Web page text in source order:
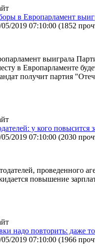
в Европарламент
2019 07:10:00 (1852
выиграла
в Европарламенте
получит партия
у кого повысится
2019 07:10:00 (2030
проведенного
повышение
надо повторить: даже
2019 07:10:00 (1966